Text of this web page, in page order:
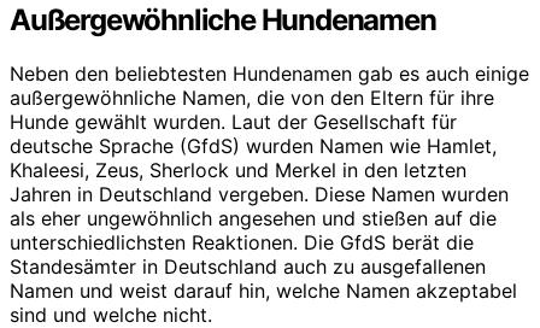
Außergewöhnliche Hundenamen
Neben den beliebtesten Hundenamen gab es auch einige
außergewöhnliche Namen, die von den Eltern für ihre
Hunde gewählt wurden. Laut der Gesellschaft für
deutsche Sprache (GfdS) wurden Namen wie Hamlet,
Khaleesi, Zeus, Sherlock und Merkel in den letzten
Jahren in Deutschland vergeben. Diese Namen wurden
als eher ungewöhnlich angesehen und stießen auf die
unterschiedlichsten Reaktionen. Die GfdS berät die
Standesämter in Deutschland auch zu ausgefallenen
Namen und weist darauf hin, welche Namen akzeptabel
sind und welche nicht.